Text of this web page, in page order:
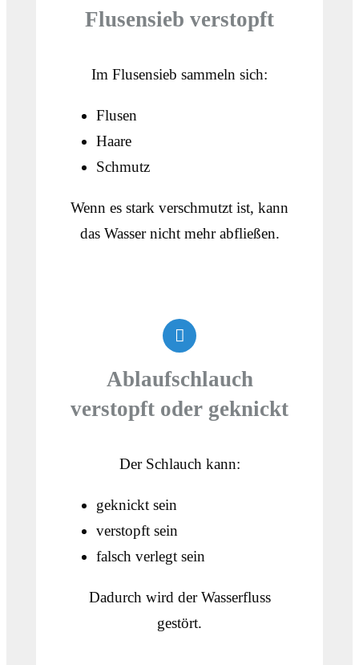
Flusensieb verstopft
Im Flusensieb sammeln sich:
Flusen
Haare
Schmutz
Wenn es stark verschmutzt ist, kann
das Wasser nicht mehr abfließen.
Ablaufschlauch
verstopft oder geknickt
Der Schlauch kann:
geknickt sein
verstopft sein
falsch verlegt sein
Dadurch wird der Wasserfluss
gestört.